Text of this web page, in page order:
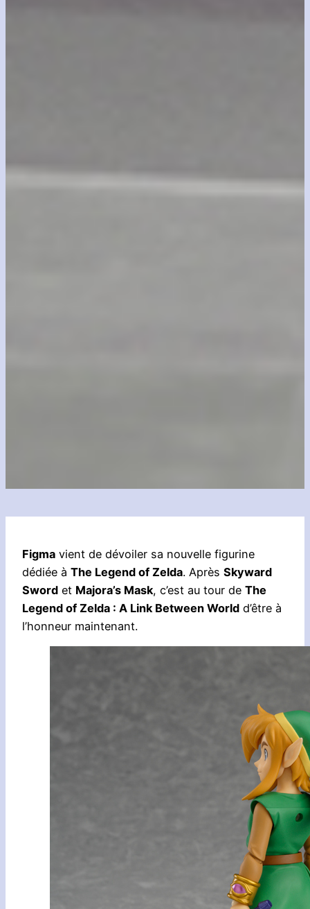
Figma vient de dévoiler sa nouvelle figurine
dédiée à The Legend of Zelda. Après Skyward
Sword et Majora’s Mask, c’est au tour de The
Legend of Zelda : A Link Between World d’être à
l’honneur maintenant.